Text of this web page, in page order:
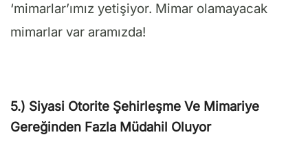
‘mimarlar’ımız yetişiyor. Mimar olamayacak
mimarlar var aramızda!
5.) Siyasi Otorite Şehirleşme Ve Mimariye
Gereğinden Fazla Müdahil Oluyor